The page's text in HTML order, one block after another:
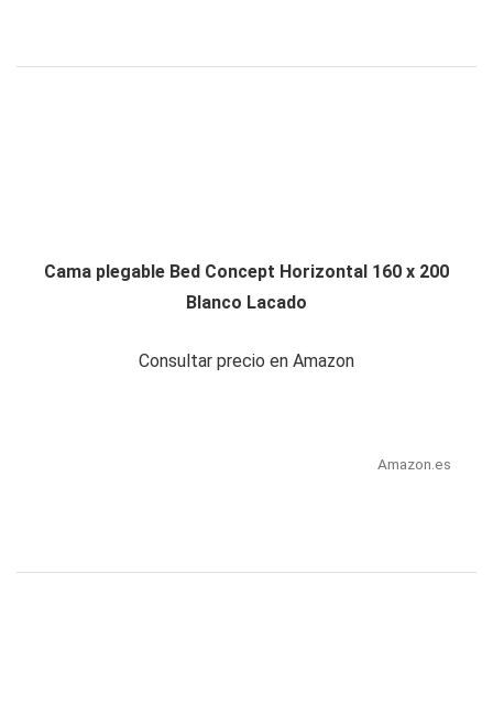
Cama plegable Bed Concept Horizontal 160 x 200
Blanco Lacado
Consultar precio en Amazon
Amazon.es